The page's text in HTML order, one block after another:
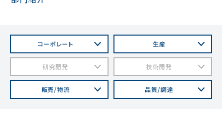
コーポレート ⽣産
研究開発 技術開発
販売/物流 品質/調達